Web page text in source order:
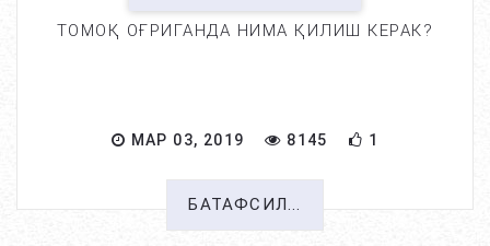
ТОМОҚ ОҒРИГАНДА НИМА ҚИЛИШ КЕРАК?
МАР 03, 2019 8145 1
БАТАФСИЛ...